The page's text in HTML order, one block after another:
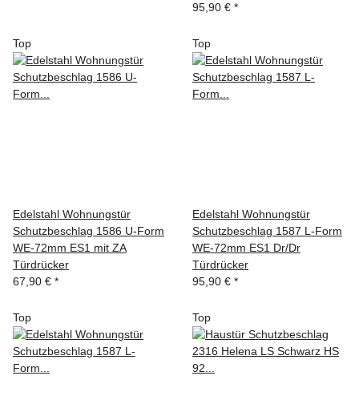
95,90 € *
Top
Edelstahl Wohnungstür
Schutzbeschlag 1586 U-Form
WE-72mm ES1 mit ZA
Türdrücker
67,90 € *
Top
Edelstahl Wohnungstür
Schutzbeschlag 1587 L-Form
WE-72mm ES1 Dr/Dr
Türdrücker
95,90 € *
Top Top